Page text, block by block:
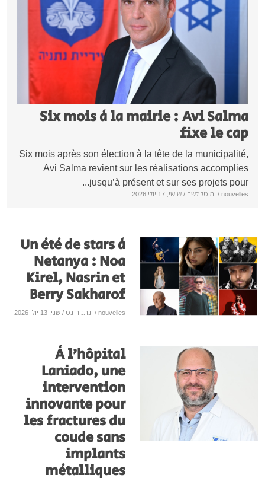
Six mois à la mairie : Avi
fixe le
Six mois après son élection à la tête de la
Avi Salma revient sur les réalisations
jusqu’à présent et sur ses projets
/מיטל לשם/ שישי, 17 יולי 2026
Un été de stars à
Netanya : Noa
Kirel, Nasrin et
Berry Sakharof
nouvelles
/נתניה נט / שני, 13 יולי 2026
À l’hôpital
Laniado, une
intervention
innovante pour
les fractures du
coude sans
implants
métalliques